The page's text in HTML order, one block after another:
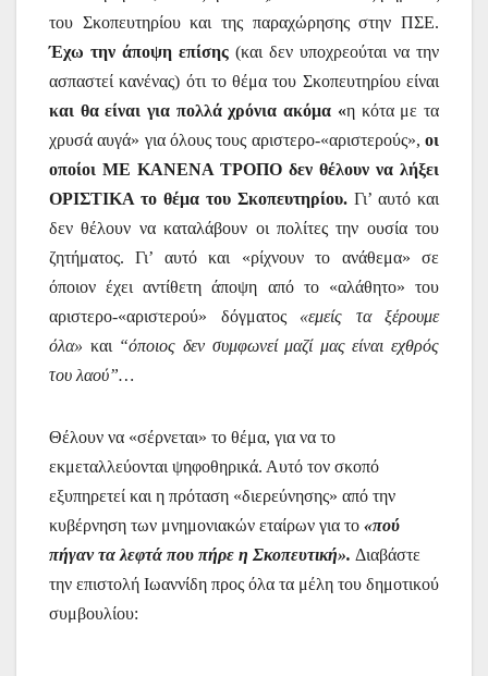
του Σκοπευτηρίου και της παραχώρησης στην ΠΣΕ.
Έχω την άποψη επίσης (και δεν υποχρεούται να την
ασπαστεί κανένας) ότι το θέμα του Σκοπευτηρίου είναι
και θα είναι για πολλά χρόνια ακόμα «η κότα με τα
χρυσά αυγά» για όλους τους αριστερο-«αριστερούς», οι
οποίοι ΜΕ ΚΑΝΕΝΑ ΤΡΟΠΟ δεν θέλουν να λήξει
ΟΡΙΣΤΙΚΑ το θέμα του Σκοπευτηρίου. Γι’ αυτό και
δεν θέλουν να καταλάβουν οι πολίτες την ουσία του
ζητήματος.
Γι’ αυτό και «ρίχνουν το ανάθεμα» σε
όποιον έχει αντίθετη άποψη από το «αλάθητο» του
αριστερο-«αριστερού» δόγματος «εμείς τα ξέρουμε
όλα» και “όποιος δεν συμφωνεί μαζί μας είναι εχθρός
του λαού”…
Θέλουν να «σέρνεται» το θέμα, για να το
εκμεταλλεύονται ψηφοθηρικά. Αυτό τον σκοπό
εξυπηρετεί και η πρόταση «διερεύνησης» από την
κυβέρνηση των μνημονιακών εταίρων για το «πού
πήγαν τα λεφτά που πήρε η Σκοπευτική». Διαβάστε
την επιστολή Ιωαννίδη προς όλα τα μέλη του δημοτικού
συμβουλίου: